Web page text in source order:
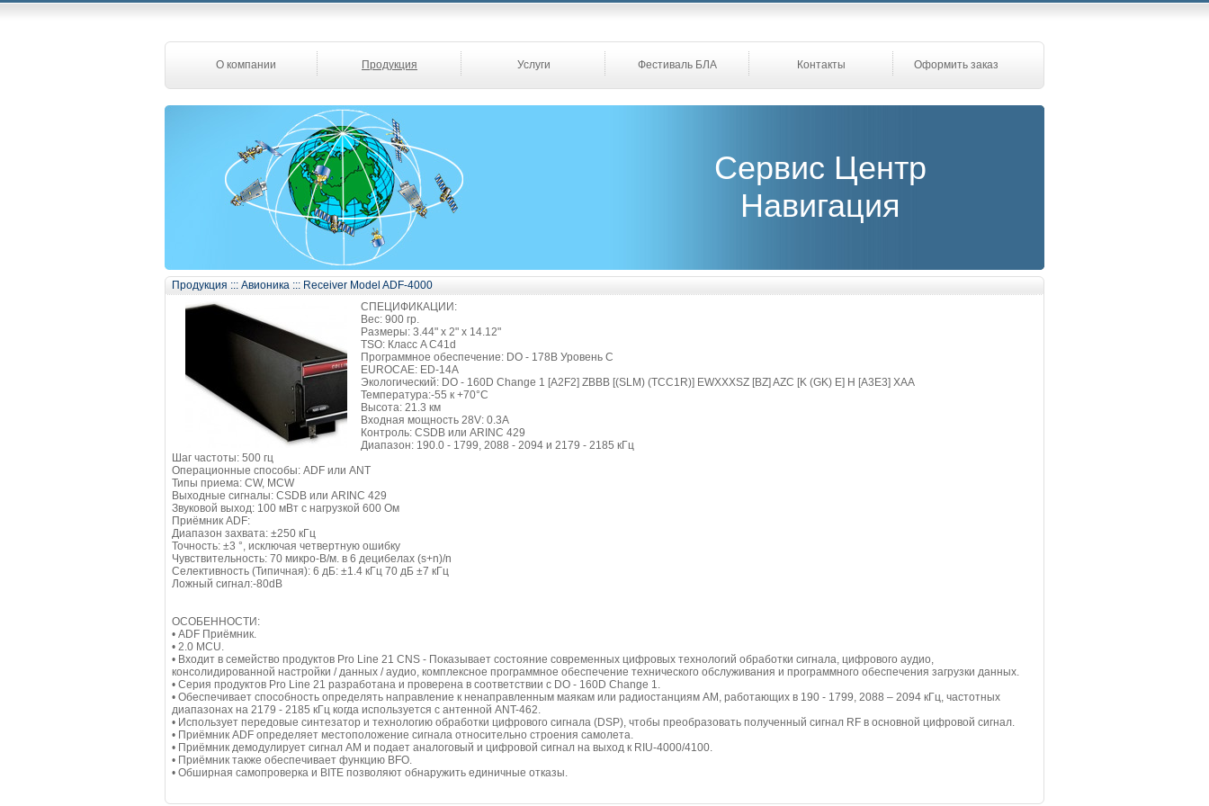
О компании Продукция Услуги Фестиваль БЛА Контакты Оформить заказ
Сервис Центр
Навигация
Продукция ::: Авионика ::: Receiver Model ADF-4000
СПЕЦИФИКАЦИИ:
Вес: 900 гр.
Размеры: 3.44" x 2" x 14.12"
TSO: Класс A C41d
Программное обеспечение: DO - 178B Уровень C
EUROCAE: ED-14A
Экологический: DO - 160D Change 1 [A2F2] ZBBB [(SLM) (TCC1R)] EWXXXSZ [BZ] AZC [K (GK) E] H [A3E3] XAA
Температура:-55 к +70°C
Высота: 21.3 км
Входная мощность 28V: 0.3A
Контроль: CSDB или ARINC 429
Диапазон: 190.0 - 1799, 2088 - 2094 и 2179 - 2185 кГц
Шаг частоты: 500 гц
Операционные способы: ADF или ANT
Типы приема: CW, MCW
Выходные сигналы: CSDB или ARINC 429
Звуковой выход: 100 мВт с нагрузкой 600 Ом
Приёмник ADF:
Диапазон захвата: ±250 кГц
Точность: ±3 °, исключая четвертную ошибку
Чувствительность: 70 микро-B/м. в 6 децибелах (s+n)/n
Селективность (Типичная): 6 дБ: ±1.4 кГц 70 дБ ±7 кГц
Ложный сигнал:-80dB
ОСОБЕННОСТИ:
• ADF Приёмник.
• 2.0 MCU.
• Входит в семейство продуктов Pro Line 21 CNS - Показывает состояние современных цифровых технологий обработки сигнала, цифрового аудио,
консолидированной настройки / данных / аудио, комплексное программное обеспечение технического обслуживания и программного обеспечения загрузки данных.
• Серия продуктов Pro Line 21 разработана и проверена в соответствии с DO - 160D Change 1.
• Обеспечивает способность определять направление к ненаправленным маякам или радиостанциям AM, работающих в 190 - 1799, 2088 – 2094 кГц, частотных
диапазонах на 2179 - 2185 кГц когда используется с антенной ANT-462.
• Использует передовые синтезатор и технологию обработки цифрового сигнала (DSP), чтобы преобразовать полученный сигнал RF в основной цифровой сигнал.
• Приёмник ADF определяет местоположение сигнала относительно строения самолета.
• Приёмник демодулирует сигнал AM и подает аналоговый и цифровой сигнал на выход к RIU-4000/4100.
• Приёмник также обеспечивает функцию BFO.
• Обширная самопроверка и BITE позволяют обнаружить единичные отказы.